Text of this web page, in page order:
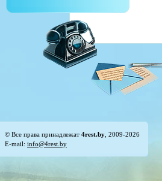
© Все права принадлежат 4rest.by , 2009-2026
E-mail: info@4rest.by